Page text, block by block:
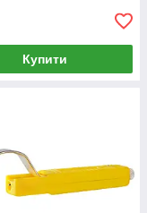
Купити